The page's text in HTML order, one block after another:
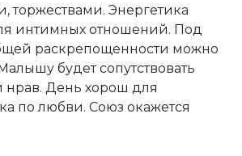
торжествами. Энергетика
интимных отношений. Под
раскрепощенности можно
будет сопутствовать
нрав. День хорош для
по любви. Союз окажется